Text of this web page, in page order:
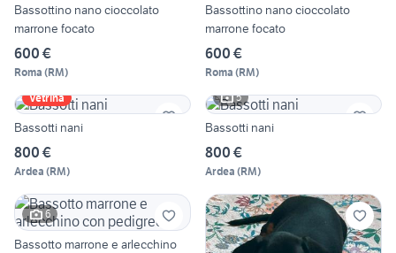
Bassottino nano cioccolato
marrone focato
600 €
Roma (RM)
Bassottino nano cioccolato
marrone focato
600 €
Roma (RM)
Vetrina
Bassotti nani
800 €
Ardea (RM)
5
Bassotti nani
800 €
Ardea (RM)
6
Bassotto marrone e arlecchino